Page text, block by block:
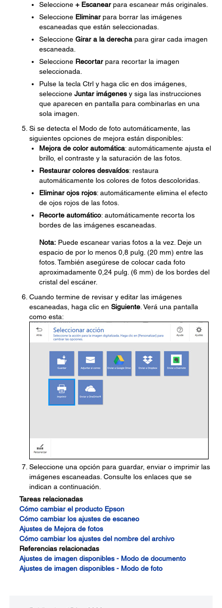
Seleccione + Escanearpara escanear más originales.
Seleccione Eliminarpara borrar las imágenes
escaneadas que están seleccionadas.
Seleccione Girar a la derecha para girar cada imagen
escaneada.
Seleccione Recortarpara recortar la imagen
seleccionada.
Pulse la tecla Ctrl y haga clic en dos imágenes,
seleccione Juntar imágenes y siga las instrucciones
que aparecen en pantalla para combinarlas en una
sola imagen.
Si se detecta el Modo de foto automáticamente, las
siguientes opciones de mejora están disponibles:
Mejora de color automática: automáticamente ajusta el
brillo, el contraste y la saturación de las fotos.
Restaurar colores desvaídos: restaura
automáticamente los colores de fotos descoloridas.
Eliminar ojos rojos: automáticamente elimina el efecto
de ojos rojos de las fotos.
Recorte automático: automáticamente recorta los
bordes de las imágenes escaneadas.
Nota: Puede escanear varias fotos a la vez. Deje un
espacio de por lo menos 0,8 pulg. (20 mm) entre las
fotos. También asegúrese de colocar cada foto
aproximadamente 0,24 pulg. (6 mm) de los bordes del
cristal del escáner.
Cuando termine de revisar y editar las imágenes
escaneadas, haga clic en Siguiente . Verá una pantalla
como esta:
Seleccione una opción para guardar, enviar o imprimir las
imágenes escaneadas. Consulte los enlaces que se
indican a continuación.
Tareas relacionadas
Cómo cambiar el producto Epson
Cómo cambiar los ajustes de escaneo
Ajustes de Mejora de fotos
Cómo cambiar los ajustes del nombre del archivo
Referencias relacionadas
Ajustes de imagen disponibles - Modo de documento
Ajustes de imagen disponibles - Modo de foto